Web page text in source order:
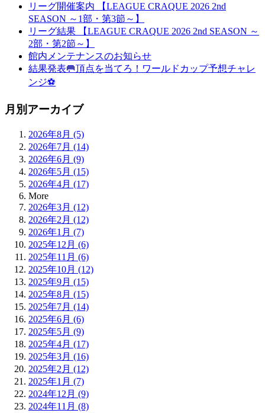
リーグ開催案内 【LEAGUE CRAQUE 2026 2nd
SEASON ～1部・第3節～】
リーグ結果 【LEAGUE CRAQUE 2026 2nd SEASON ～
2部・第2節～】
館内メンテナンスのお知らせ
結果発表🥅頂点を当てろ！ワールドカップ予想チャレ
ンジ⚽
月別アーカイブ
2026年8月 (5)
2026年7月 (14)
2026年6月 (9)
2026年5月 (15)
2026年4月 (17)
More
2026年3月 (12)
2026年2月 (12)
2026年1月 (7)
2025年12月 (6)
2025年11月 (6)
2025年10月 (12)
2025年9月 (15)
2025年8月 (15)
2025年7月 (14)
2025年6月 (6)
2025年5月 (9)
2025年4月 (17)
2025年3月 (16)
2025年2月 (12)
2025年1月 (7)
2024年12月 (9)
2024年11月 (8)